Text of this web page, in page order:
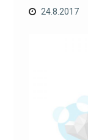
24.8.2017